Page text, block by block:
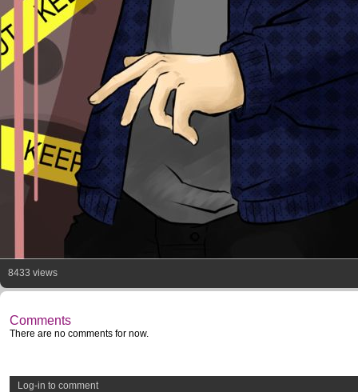
8433 views
Comments
There are no comments for now.
Log-in to comment